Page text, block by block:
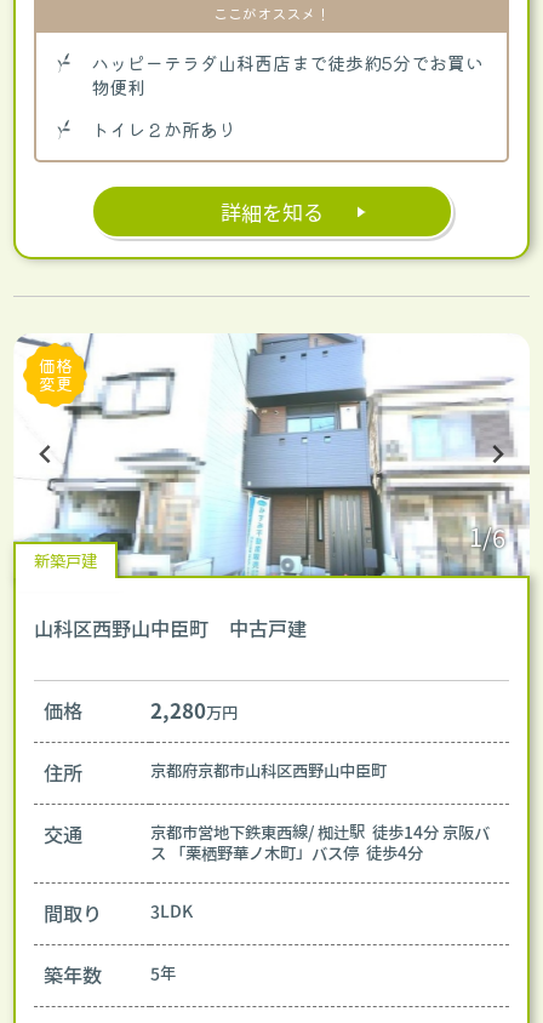
ここがオススメ！
ハッピーテラダ山科西店まで徒歩約5分でお買い
物便利
トイレ２か所あり
詳細を知る
価格
変更
1/6
新築戸建
山科区西野山中臣町 中古戸建
価格 2,280万円
住所 京都府京都市山科区西野山中臣町
交通 京都市営地下鉄東西線/ 椥辻駅 徒歩14分 京阪バ
ス 「栗栖野華ノ木町」バス停 徒歩4分
間取り 3LDK
築年数 5年